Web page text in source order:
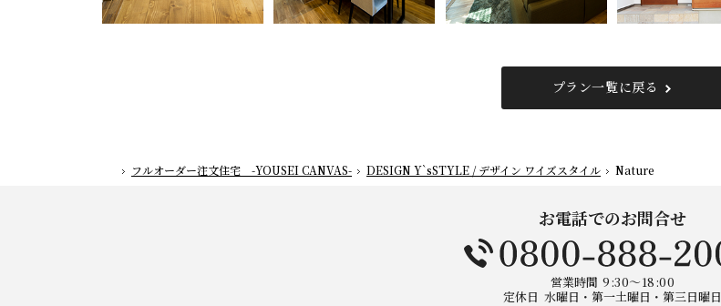
プラン一覧に戻る
ホーム
フルオーダー注文住宅 -YOUSEI CANVAS- DESIGN Y`sSTYLE / デザイン ワイズスタイル Nature
お電話でのお問合せ
営業時間 9:30～18:00
定休日 水曜日・第一土曜日・第三日曜日